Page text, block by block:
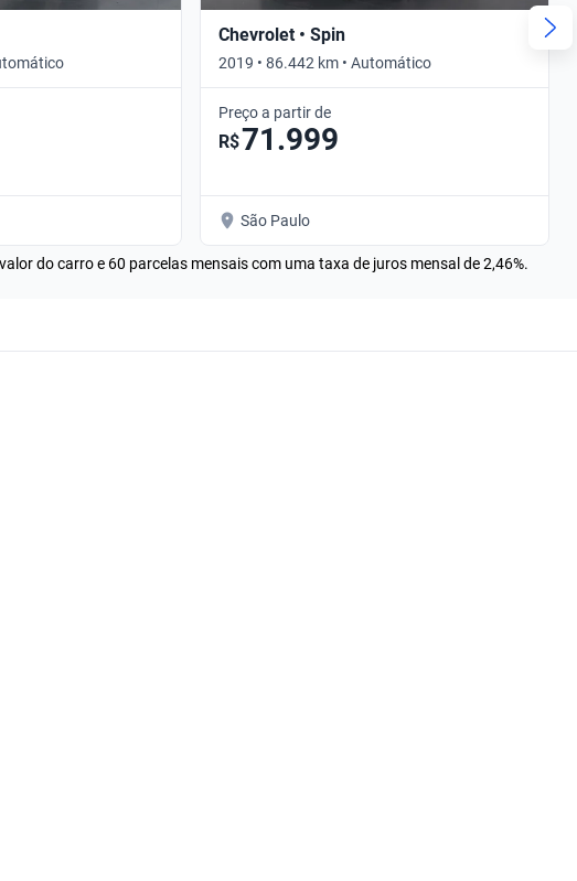
Chevrolet • Spin
2019 • 86.442 km • Automático
Preço a partir de
R$71.999
São Paulo
do carro e 60 parcelas mensais com uma taxa de juros mensal de 2,46%.